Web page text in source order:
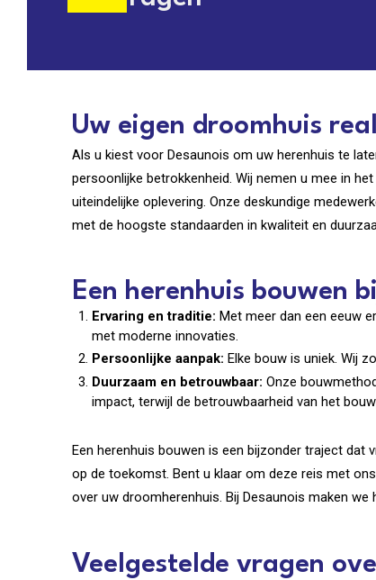
Uw eigen droomhuis
Als u kiest voor Desaunois om uw herenhuis te
persoonlijke betrokkenheid. Wij nemen u mee in
uiteindelijke oplevering. Onze deskundige
met de hoogste standaarden in kwaliteit en
Een herenhuis bouwen
Ervaring en traditie:Met meer dan een eeuw
met moderne innovaties.
Persoonlijke aanpak: Elke bouw is uniek. Wij
Duurzaam en betrouwbaar:Onze
impact, terwijl de betrouwbaarheid van het
Een herenhuis bouwen is een bijzonder traject
op de toekomst. Bent u klaar om deze reis met
over uw droomherenhuis. Bij Desaunois maken we
Veelgestelde vragen